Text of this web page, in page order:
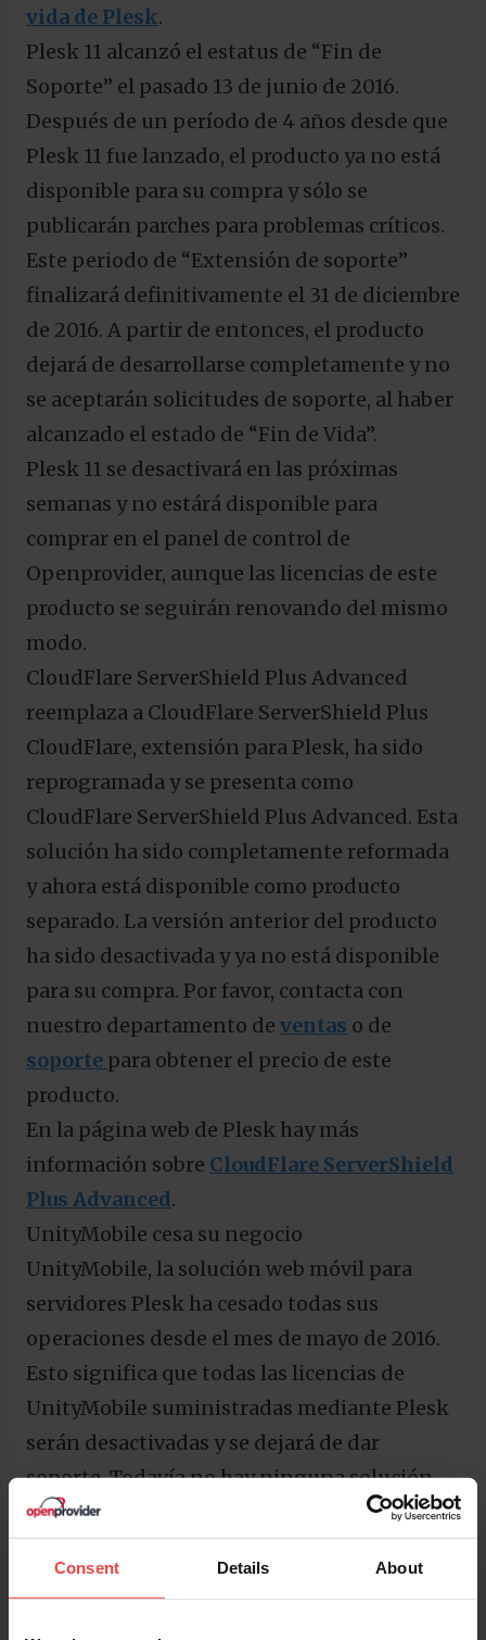
Consent Details About
vida de Plesk.
Plesk 11 alcanzó el estatus de “Fin de
Soporte” el pasado 13 de junio de 2016.
Después de un período de 4 años desde que
Plesk 11 fue lanzado, el producto ya no está
disponible para su compra y sólo se
publicarán parches para problemas críticos.
Este periodo de “Extensión de soporte”
finalizará definitivamente el 31 de diciembre
de 2016. A partir de entonces, el producto
dejará de desarrollarse completamente y no
se aceptarán solicitudes de soporte, al haber
alcanzado el estado de “Fin de Vida”.
Plesk 11 se desactivará en las próximas
semanas y no estárá disponible para
comprar en el panel de control de
Openprovider, aunque las licencias de este
producto se seguirán renovando del mismo
modo.
CloudFlare ServerShield Plus Advanced
reemplaza a CloudFlare ServerShield Plus
CloudFlare, extensión para Plesk, ha sido
reprogramada y se presenta como
CloudFlare ServerShield Plus Advanced. Esta
solución ha sido completamente reformada
y ahora está disponible como producto
separado. La versión anterior del producto
ha sido desactivada y ya no está disponible
para su compra. Por favor, contacta con
nuestro departamento de ventas o de
soporte para obtener el precio de este
producto.
En la página web de Plesk hay más
información sobre CloudFlare ServerShield
Plus Advanced.
UnityMobile cesa su negocio
UnityMobile, la solución web móvil para
servidores Plesk ha cesado todas sus
operaciones desde el mes de mayo de 2016.
Esto significa que todas las licencias de
UnityMobile suministradas mediante Plesk
serán desactivadas y se dejará de dar
soporte. Todavía no hay ninguna solución
alternativa pero próximamente se
presentarán los nuevos constructores de
web móviles como extensiones de Plesk.